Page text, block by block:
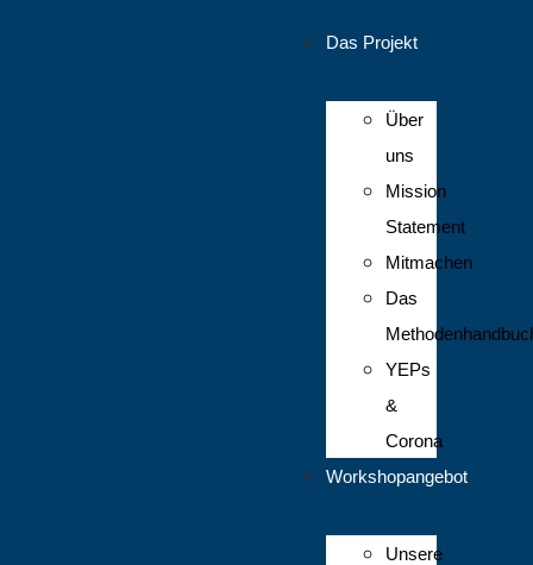
Das Projekt
Über
uns
Mission
Statement
Mitmachen
Das
YEPs
&
Corona
Workshopangebot
Unsere